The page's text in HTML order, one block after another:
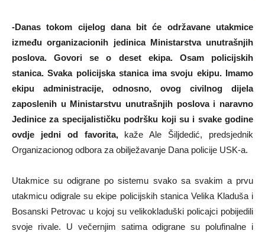
-Danas tokom cijelog dana bit će održavane utakmice
između organizacionih jedinica Ministarstva unutrašnjih
poslova. Govori se o deset ekipa. Osam policijskih
stanica. Svaka policijska stanica ima svoju ekipu. Imamo
ekipu administracije, odnosno, ovog civilnog dijela
zaposlenih u Ministarstvu unutrašnjih poslova i naravno
Jedinice za specijalističku podršku koji su i svake godine
ovdje jedni od favorita, kaže Ale Šiljdedić, predsjednik
Organizacionog odbora za obilježavanje Dana policije USK-a.
Utakmice su odigrane po sistemu svako sa svakim a prvu
utakmicu odigrale su ekipe policijskih stanica Velika Kladuša i
Bosanski Petrovac u kojoj su velikokladuški policajci pobijedili
svoje rivale. U večernjim satima odigrane su polufinalne i